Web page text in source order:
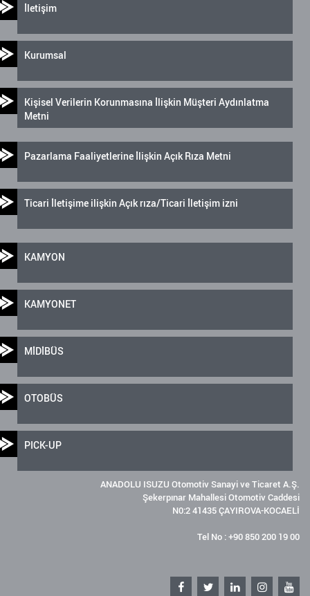
İletişim
Kurumsal
Kişisel Verilerin Korunmasına İlişkin Müşteri Aydınlatma
Metni
Pazarlama Faaliyetlerine İlişkin Açık Rıza Metni
Ticari İletişime ilişkin Açık rıza/Ticari İletişim izni
KAMYON
KAMYONET
MİDİBÜS
OTOBÜS
PICK-UP
ANADOLU ISUZU Otomotiv Sanayi ve Ticaret A.Ş.
Şekerpınar Mahallesi Otomotiv Caddesi
N0:2 41435 ÇAYIROVA-KOCAELİ
Tel No : +90 850 200 19 00